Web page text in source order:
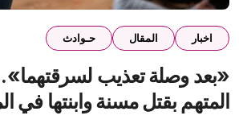
اخبار المقال حـوادث
«بعد وصلة تعذيب
المتهم بقتل مسنة وابنتها في